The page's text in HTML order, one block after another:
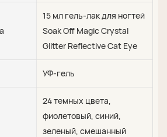
15 мл гель-лак для ногтей
Soak Off Magic Crystal
Glitter Reflective Cat Eye
УФ-гель
24 темных цвета,
фиолетовый, синий,
зеленый, смешанный